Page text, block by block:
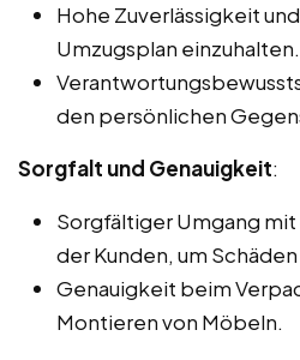
Hohe Zuverlässigkeit
Umzugsplan einzuhalten.
den persönlichen
Sorgfalt und Genauigkeit:
Sorgfältiger Umgang
der Kunden, um
Genauigkeit beim
Montieren von Möbeln.